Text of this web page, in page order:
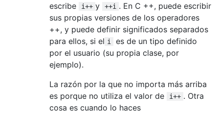
escribe
i++ y ++i . En C ++, puede escribir
sus propias versiones de los operadores
++, y puede definir significados separados
para ellos, si el i
es de un tipo definido
por el usuario (su propia clase, por
ejemplo).
La razón por la que no importa más arriba
es porque no utiliza el valor de
i++ . Otra
cosa es cuando lo haces